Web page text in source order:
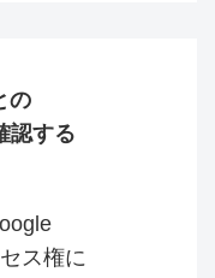
の
認する
ス権に